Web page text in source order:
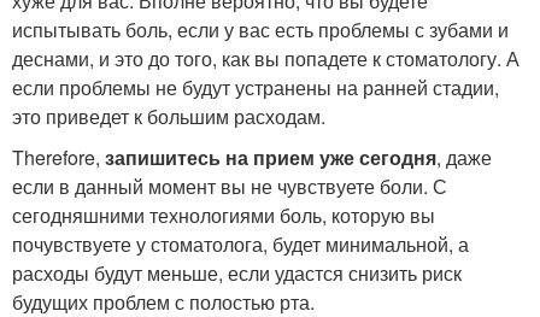
испытывать боль, если у вас есть проблемы с зубами и
деснами, и это до того, как вы попадете к стоматологу. А
если проблемы не будут устранены на ранней стадии,
это приведет к большим расходам.
Therefore, запишитесь на прием уже сегодня, даже
если в данный момент вы не чувствуете боли. С
сегодняшними технологиями боль, которую вы
почувствуете у стоматолога, будет минимальной, а
расходы будут меньше, если удастся снизить риск
будущих проблем с полостью рта.